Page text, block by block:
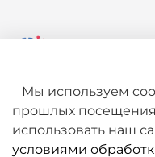
+7 (495) 789-38-
09:00 - 18:00 (будни, по
Мы используем
прошлых
использовать наш
условиями